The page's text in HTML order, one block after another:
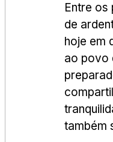
Entre
de
hoje em
ao povo
também